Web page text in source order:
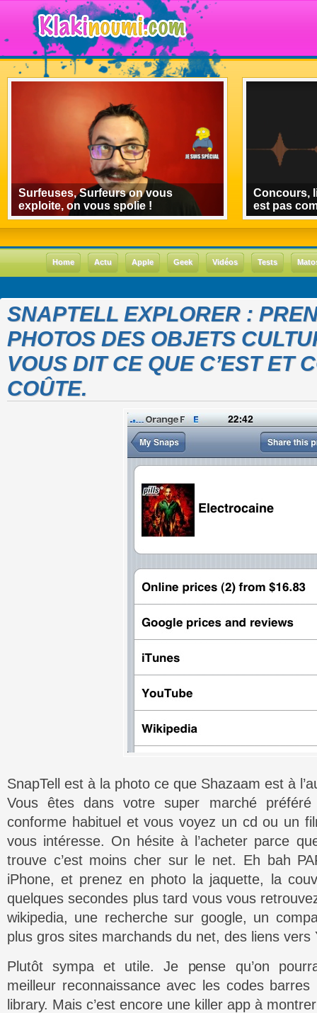
Surfeuses, Surfeurs on vous
exploite, on vous spolie !
Concours,
est pas
Home Actu Apple Geek Vidéos Tests
SNAPTELL EXPLORER :
PHOTOS DES OBJETS
VOUS DIT CE QUE C’EST ET
COÛTE.
SnapTell est à la photo ce que Shazaam est à
Vous êtes dans votre super marché
conforme habituel et vous voyez un cd ou un
vous intéresse. On hésite à l’acheter parce
trouve c’est moins cher sur le net. Eh bah
iPhone, et prenez en photo la jaquette, la
quelques secondes plus tard vous vous
wikipedia, une recherche sur google, un
plus gros sites marchands du net, des liens
Plutôt sympa et utile. Je pense qu’on
meilleur reconnaissance avec les codes
library. Mais c’est encore une killer app à